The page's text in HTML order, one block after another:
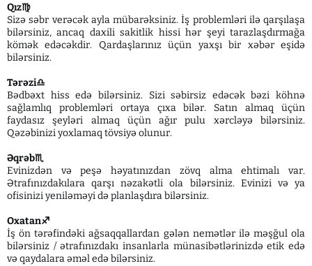
Qız♍️
Sizə səbr verəcək ayla mübarəksiniz. İş problemləri ilə qarşılaşa
bilərsiniz, ancaq daxili sakitlik hissi hər şeyi tarazlaşdırmağa
kömək edəcəkdir. Qardaşlarınız üçün yaxşı bir xəbər eşidə
bilərsiniz.
Tərəzi♎️
Bədbəxt hiss edə bilərsiniz. Sizi səbirsiz edəcək bəzi köhnə
sağlamlıq problemləri ortaya çıxa bilər. Satın almaq üçün
faydasız şeyləri almaq üçün ağır pulu xərcləyə bilərsiniz.
Qəzəbinizi yoxlamaq tövsiyə olunur.
Əqrəb♏️
Evinizdən və peşə həyatınızdan zövq alma ehtimalı var.
Ətrafınızdakılara qarşı nəzakətli ola bilərsiniz. Evinizi və ya
ofisinizi yeniləməyi də planlaşdıra bilərsiniz.
Oxatan♐️
İş ön tərəfindəki ağsaqqallardan gələn nemətlər ilə məşğul ola
bilərsiniz / ətrafınızdakı insanlarla münasibətlərinizdə etik edə
və qaydalara əməl edə bilərsiniz.